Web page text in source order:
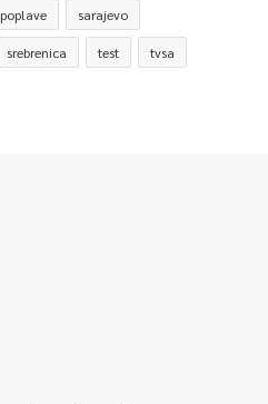
poplave sarajevo
srebrenica test tvsa